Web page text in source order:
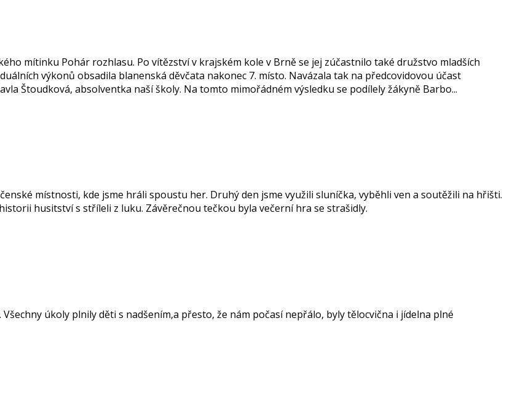
mítinku Pohár rozhlasu. Po vítězství v krajském kole v Brně se jej zúčastnilo také družstvo mladších
výkonů obsadila blanenská děvčata nakonec 7. místo. Navázala tak na předcovidovou účast
Štoudková, absolventka naší školy. Na tomto mimořádném výsledku se podílely žákyně Barbo...
místnosti, kde jsme hráli spoustu her. Druhý den jsme využili sluníčka, vyběhli ven a soutěžili na hřišti.
husitství s stříleli z luku. Závěrečnou tečkou byla večerní hra se strašidly.
úkoly plnily děti s nadšením,a přesto, že nám počasí nepřálo, byly tělocvična i jídelna plné